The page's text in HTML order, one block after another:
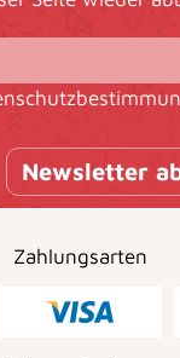
Newsletter
Zahlungsarten